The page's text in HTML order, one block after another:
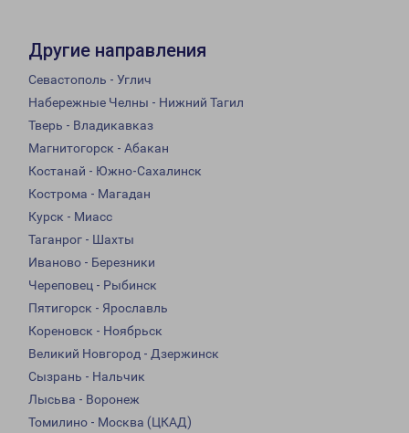
Другие направления
Севастополь - Углич
Набережные Челны - Нижний Тагил
Тверь - Владикавказ
Магнитогорск - Абакан
Костанай - Южно-Сахалинск
Кострома - Магадан
Курск - Миасс
Таганрог - Шахты
Иваново - Березники
Череповец - Рыбинск
Пятигорск - Ярославль
Кореновск - Ноябрьск
Великий Новгород - Дзержинск
Сызрань - Нальчик
Лысьва - Воронеж
Томилино - Москва (ЦКАД)